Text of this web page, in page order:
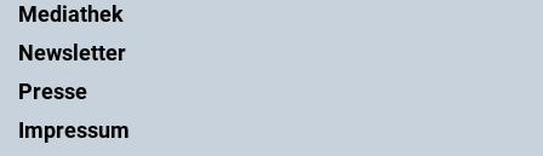
Mediathek
Newsletter
Presse
Impressum